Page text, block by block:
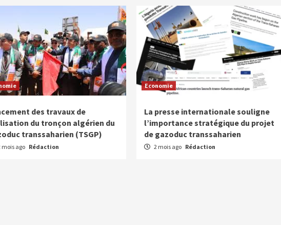
des travaux de
du tronçon algérien du
transsaharien (TSGP)
mois ago Rédaction
Economie
La presse internationale souligne
l’importance stratégique du projet
de gazoduc transsaharien
2 mois ago Rédaction